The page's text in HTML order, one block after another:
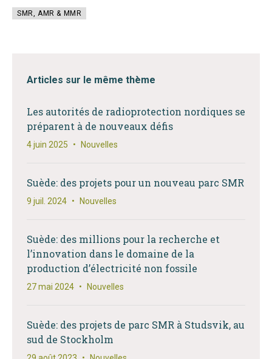
SMR, AMR & MMR
Articles sur le même thème
Les autorités de radioprotection nordiques se
préparent à de nouveaux défis
4 juin 2025 • Nouvelles
Suède: des projets pour un nouveau parc SMR
9 juil. 2024 • Nouvelles
Suède: des millions pour la recherche et
l’innovation dans le domaine de la
production d’électricité non fossile
27 mai 2024 • Nouvelles
Suède: des projets de parc SMR à Studsvik, au
sud de Stockholm